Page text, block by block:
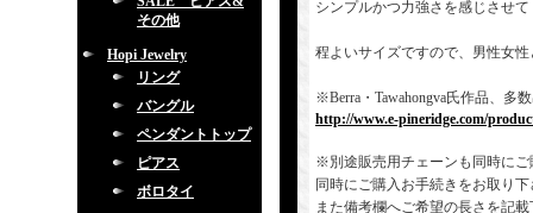
その他
Hopi Jewelry
リング
バングル
ペンダントトップ
ピアス
ボロタイ
シンプルかつ力強さを感じさせ
程よいサイズですので、男性女
※Berra・Tawahongva氏作品、多
http://www.e-pineridge.com/
※別途販売用チェーンも同時に
同時にご購入お手続きをお取り
また備考欄へご希望の長さを記